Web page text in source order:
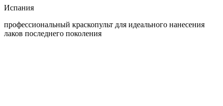
Испания
профессиональный краскопульт для идеального нанесения
лаков последнего поколения